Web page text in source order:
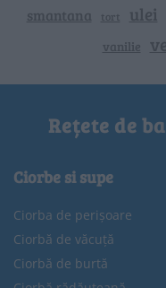
smantana tort ulei
vanilie
Rețete de
Ciorbe si supe
Ciorba de perișoare
Ciorbă de văcuță
Ciorbă de burtă